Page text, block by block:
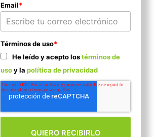
Email*
Términos de uso*
He leído y acepto lostérminos de
usoy la política de privacidad